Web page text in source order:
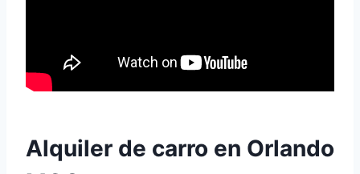
Alquiler de carro en Orlando